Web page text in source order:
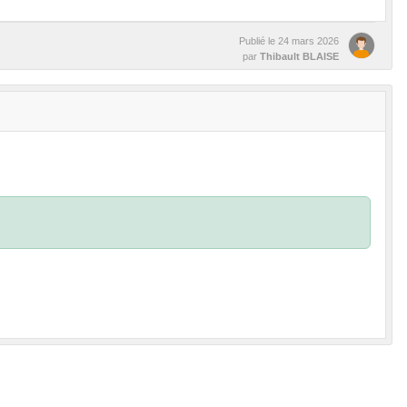
Publié le 24 mars 2026
par Thibault BLAISE